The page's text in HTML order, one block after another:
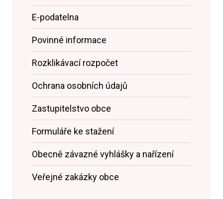
E-podatelna
Povinné informace
Rozklikávací rozpočet
Ochrana osobních údajů
Zastupitelstvo obce
Formuláře ke stažení
Obecně závazné vyhlášky a nařízení
Veřejné zakázky obce